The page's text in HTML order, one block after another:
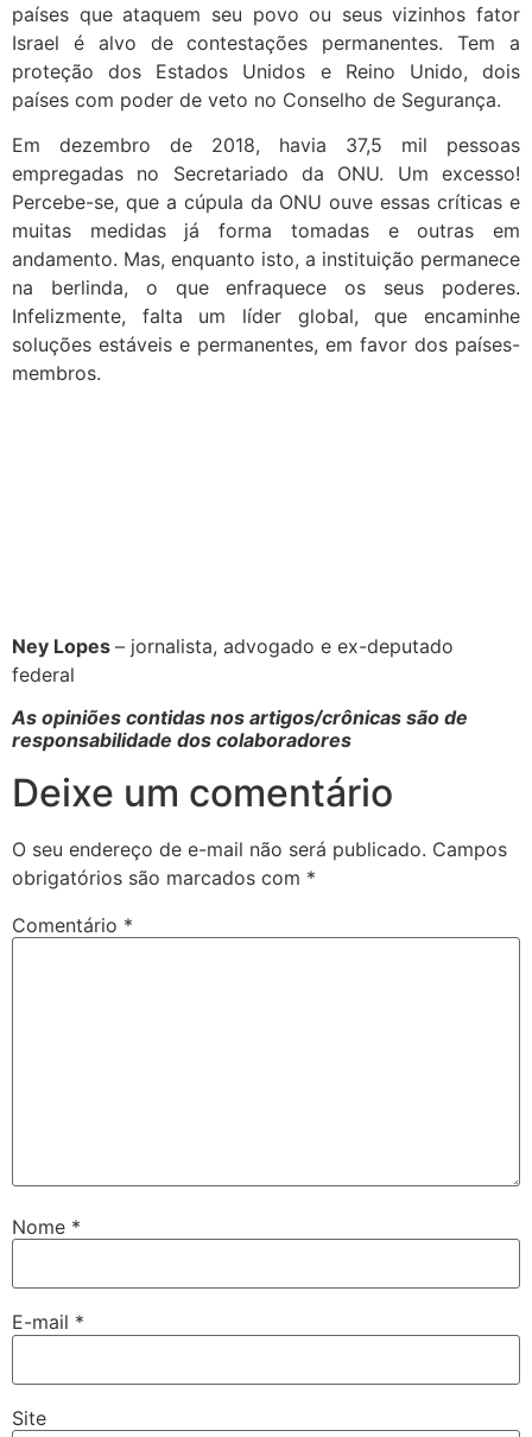
países que ataquem seu povo ou seus vizinhos fator
Israel é alvo de contestações permanentes. Tem a
proteção dos Estados Unidos e Reino Unido, dois
países com poder de veto no Conselho de Segurança.
Em dezembro de 2018, havia 37,5 mil pessoas
empregadas no Secretariado da ONU. Um excesso!
Percebe-se, que a cúpula da ONU ouve essas críticas e
muitas medidas já forma tomadas e outras em
andamento. Mas, enquanto isto, a instituição permanece
na berlinda, o que enfraquece os seus poderes.
Infelizmente, falta um líder global, que encaminhe
soluções estáveis e permanentes, em favor dos países-
membros.
Ney Lopes – jornalista, advogado e ex-deputado
federal
As opiniões contidas nos artigos/crônicas são de
responsabilidade dos colaboradores
Deixe um comentário
O seu endereço de e-mail não será publicado. Campos
obrigatórios são marcados com *
Comentário *
Nome *
E-mail *
Site